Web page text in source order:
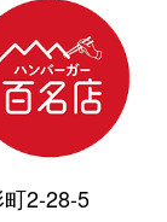
2-28-5